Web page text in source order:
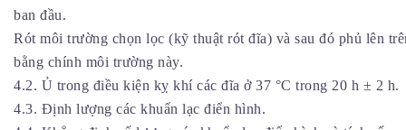
ban đầu.
Rót môi trường chọn lọc (kỹ thuật rót đĩa) và sau đó phủ lên
bằng chính môi trường này.
4.2. Ủ trong điều kiện kỵ khí các đĩa ở 37 °C trong 20 h ± 2 h.
4.3. Định lượng các khuẩn lạc điển hình.